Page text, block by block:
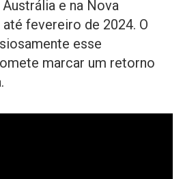
e na Nova
fevereiro de 2024. O
esse
marcar um retorno